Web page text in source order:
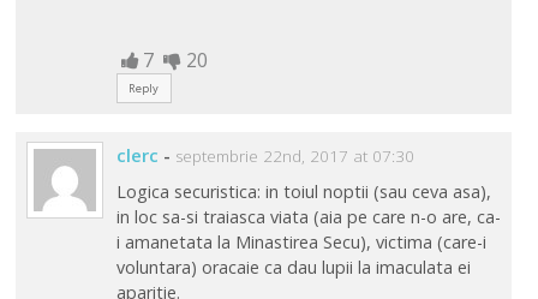
7 20
Reply
clerc - septembrie 22nd, 2017 at 07:30
Logica securistica: in toiul noptii (sau ceva asa),
in loc sa-si traiasca viata (aia pe care n-o are, ca-
i amanetata la Minastirea Secu), victima (care-i
voluntara) oracaie ca dau lupii la imaculata ei
aparitie.